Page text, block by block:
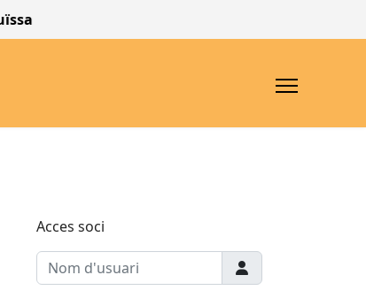
Acces soci
Nom d'usuari